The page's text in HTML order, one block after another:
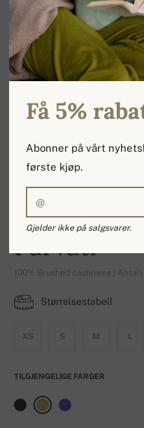
Parvati
100% Brushed cashmere |
Størrelsestabell
XS S M L
TILGJENGELIGE FARGER
Få 5%
Abonner på vårt
første kjøp.
Gjelder ikke på salgsvarer.